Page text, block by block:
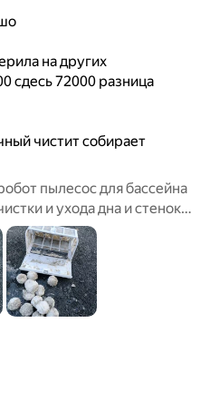
на других
сдесь 72000 разница
чистит собирает
пылесос для бассейна
и ухода дна и стенок
пылесос до 150 кв. м